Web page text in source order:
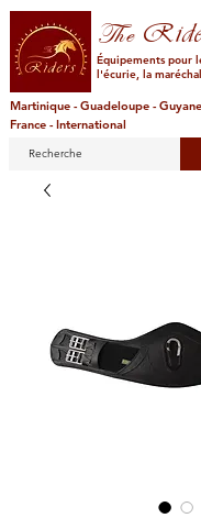
The
Équipements pour
l'écurie, la
Martinique - Guadeloupe -
France - International